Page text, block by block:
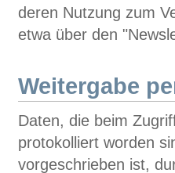
deren Nutzung zum
etwa über den
Weitergabe
Daten, die beim
protokolliert worden
vorgeschrieben ist,